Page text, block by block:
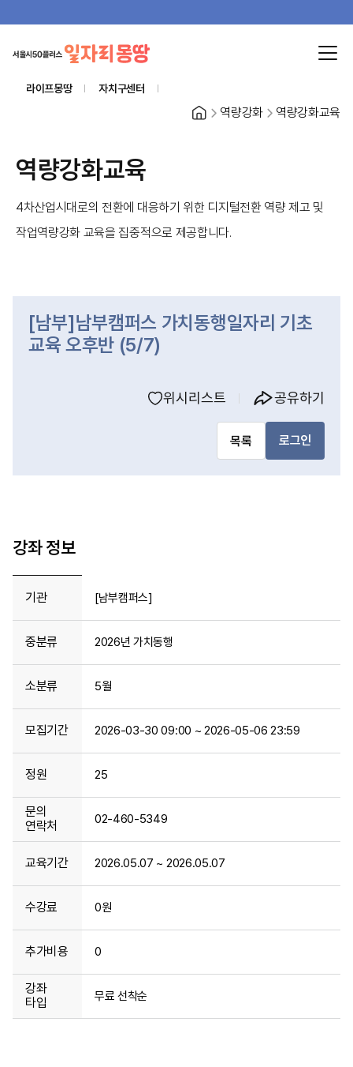
라이프몽땅 자치구센터
홈 역량강화 역량강화교육
역량강화교육
4차산업시대로의 전환에 대응하기 위한 디지털전환 역량 제고 및
작업역량강화 교육을 집중적으로 제공합니다.
[남부]남부캠퍼스 가치동행일자리 기초
교육 오후반 (5/7)
위시리스트 공유하기
목록 로그인
강좌 정보
기관 [남부캠퍼스]
중분류 2026년 가치동행
소분류 5월
모집기간 2026-03-30 09:00 ~ 2026-05-06 23:59
정원 25
문의
연락처
02-460-5349
교육기간 2026.05.07 ~ 2026.05.07
수강료 0원
추가비용 0
강좌
타입
무료 선착순